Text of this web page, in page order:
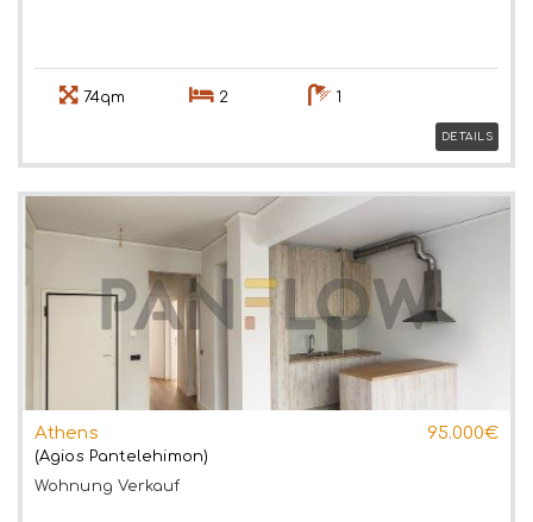
74qm 2 1
DETAILS
Athens 95.000€
(Agios Pantelehimon)
Wohnung Verkauf